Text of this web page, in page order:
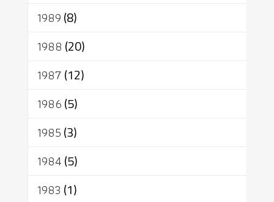
1989(8)
1988 (20)
1987(12)
1986(5)
1985(3)
1984(5)
1983 (1)